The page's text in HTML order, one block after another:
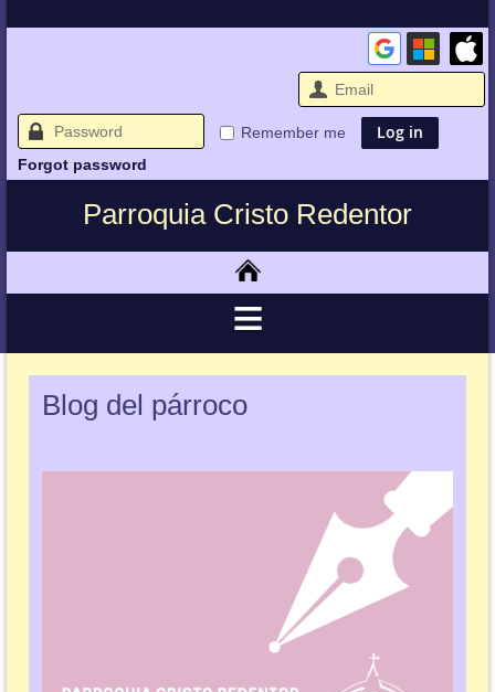
Remember me
Forgot password
Parroquia Cristo Redentor
Blog del párroco